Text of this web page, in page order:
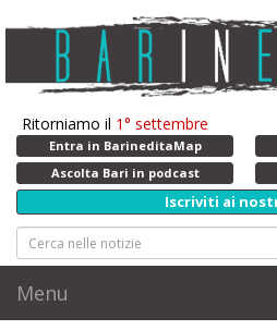
Ritorniamo il 1° settembre
Entra in BarineditaMap
Ascolta Bari in podcast
Iscriviti ai
Menu